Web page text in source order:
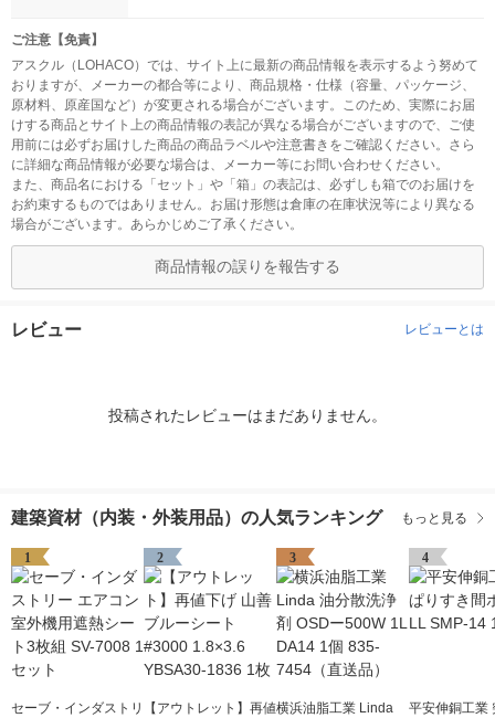
ご注意【免責】
アスクル（LOHACO）では、サイト上に最新の商品情報を表示するよう努めて
おりますが、メーカーの都合等により、商品規格・仕様（容量、パッケージ、
原材料、原産国など）が変更される場合がございます。このため、実際にお届
けする商品とサイト上の商品情報の表記が異なる場合がございますので、ご使
用前には必ずお届けした商品の商品ラベルや注意書きをご確認ください。さら
に詳細な商品情報が必要な場合は、メーカー等にお問い合わせください。
また、商品名における「セット」や「箱」の表記は、必ずしも箱でのお届けを
お約束するものではありません。お届け形態は倉庫の在庫状況等により異なる
場合がございます。あらかじめご了承ください。
商品情報の誤りを報告する
レビュー レビューとは
投稿されたレビューはまだありません。
建築資材（内装・外装用品）の人気ランキング もっと見る
1
セーブ・インダストリ
2
【アウトレット】再値
3
横浜油脂工業 Linda
4
平安伸銅工業